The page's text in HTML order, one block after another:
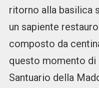
ritorno alla basilica
un sapiente
composto da
questo momento di
Santuario della